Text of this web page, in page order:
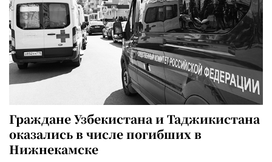
Граждане Узбекистана и Таджикистана
оказались в числе погибших в
Нижнекамске